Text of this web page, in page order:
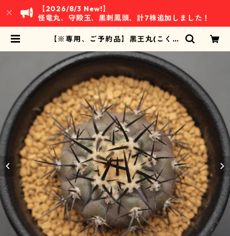
【2026/8/3 New!】
怪竜丸、守殿玉、黒刺鳳頭、計7株追加しました！
【※専用、ご予約品】黒王丸(こくお
ぎ降ろし、キリン団扇台付き | 万緑
BAN RYOKU